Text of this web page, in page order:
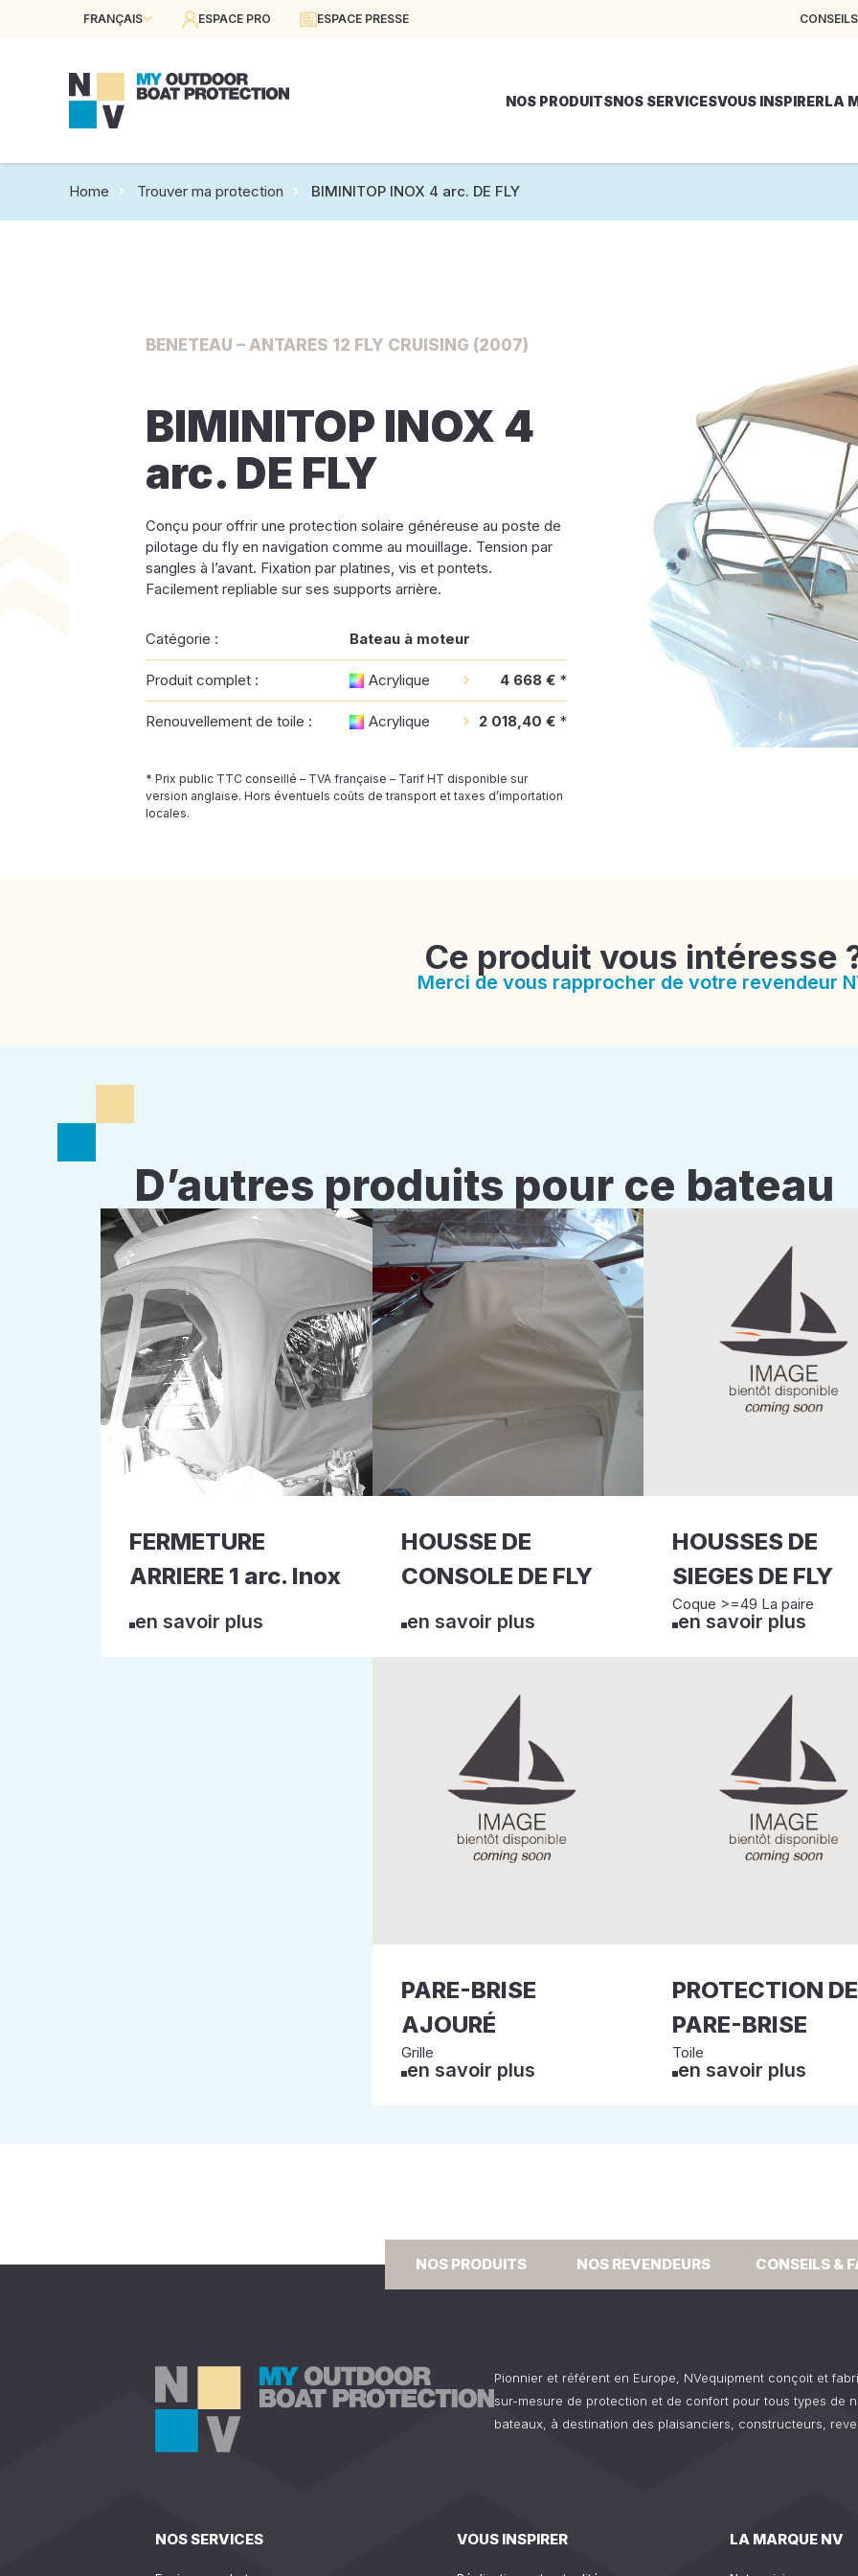
FRANÇAIS ESPACE PRO ESPACE PRESSE
NOS PRODUITSNOS SERVICESVOUS INSPIRERLA
Home Trouver ma protection BIMINITOP INOX 4 arc. DE FLY
BENETEAU – ANTARES 12 FLY CRUISING (2007)
BIMINITOP INOX 4
arc. DE FLY
Conçu pour offrir une protection solaire généreuse au poste de
pilotage du fly en navigation comme au mouillage. Tension par
sangles à l’avant. Fixation par platines, vis et pontets.
Facilement repliable sur ses supports arrière.
Catégorie : Bateau à moteur
Produit complet : Acrylique 4 668 € *
Renouvellement de toile : Acrylique 2 018,40 € *
* Prix public TTC conseillé – TVA française – Tarif HT disponible sur
version anglaise. Hors éventuels coûts de transport et taxes d’importation
locales.
Ce produit vous intéresse
Merci de vous rapprocher de votre revendeur
D’autres produits pour ce bateau
FERMETURE
ARRIERE 1 arc. Inox
en savoir plus
HOUSSE DE
CONSOLE DE FLY
en savoir plus
HOUSSES DE
SIEGES DE FLY
Coque >=49 La paire
en savoir plus
PARE-BRISE
AJOURÉ
Grille
en savoir plus
PROTECTION DE
PARE-BRISE
Toile
en savoir plus
NOS PRODUITS NOS REVENDEURS CONSEILS &
Pionnier et référent en Europe, NVequipment conçoit et
sur-mesure de protection et de confort pour tous types de
bateaux, à destination des plaisanciers, constructeurs,
NOS SERVICES VOUS INSPIRER LA MARQUE NV